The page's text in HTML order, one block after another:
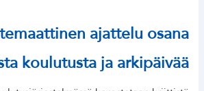
ajattelu osana
koulutusta ja arkipäivää